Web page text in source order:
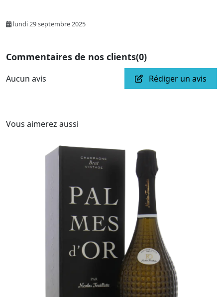
lundi 29 septembre 2025
Commentaires de nos clients(0)
Aucun avis Rédiger un avis
Vous aimerez aussi